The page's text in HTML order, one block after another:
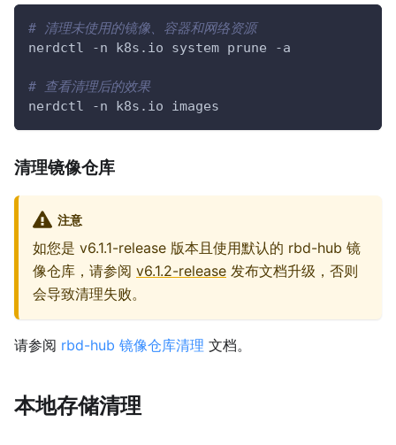
# 清理未使用的镜像、容器和网络资源
nerdctl
-n k8s.io system prune -a
# 查看清理后的效果
nerdctl
-n k8s.io images
清理镜像仓库
注意
如您是 v6.1.1-release 版本且使用默认的 rbd-hub 镜
像仓库，请参阅 v6.1.2-release 发布文档升级，否则
会导致清理失败。
请参阅 rbd-hub 镜像仓库清理 文档。
本地存储清理